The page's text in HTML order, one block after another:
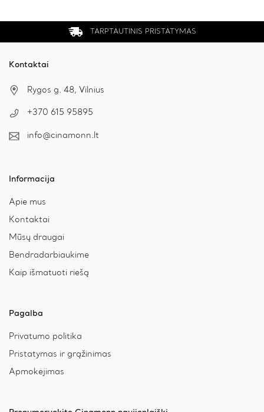
TARPTAUTINIS PRISTATYMAS
Kontaktai
Rygos g. 48, Vilnius
+370 615 95895
info@cinamonn.lt
Informacija
Apie mus
Kontaktai
Mūsų draugai
Bendradarbiaukime
Kaip išmatuoti riešą
Pagalba
Privatumo politika
Pristatymas ir grąžinimas
Apmokėjimas